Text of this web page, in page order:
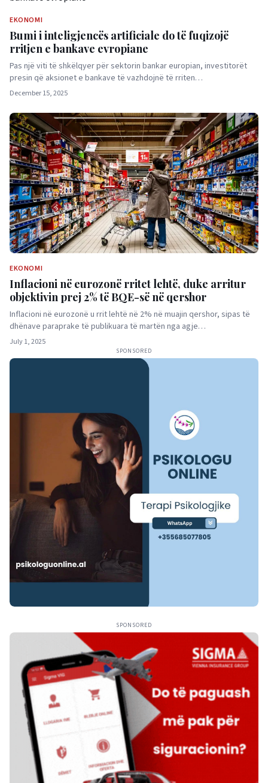
EKONOMI
Bumi i inteligjencës artificiale do të fuqizojë
rritjen e bankave evropiane
Pas një viti të shkëlqyer për sektorin bankar europian, investitorët
presin që aksionet e bankave të vazhdojnë të rriten…
December 15, 2025
EKONOMI
Inflacioni në eurozonë rritet lehtë, duke arritur
objektivin prej 2% të BQE-së në qershor
Inflacioni në eurozonë u rrit lehtë në 2% në muajin qershor, sipas të
dhënave paraprake të publikuara të martën nga agje…
July 1, 2025
SPONSORED
SPONSORED